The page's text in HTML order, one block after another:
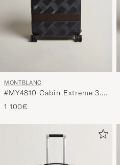
MONTBLANC
#MY4810 Cabin Extreme 3.0
Compact Trolley Navy Blue
1 100€